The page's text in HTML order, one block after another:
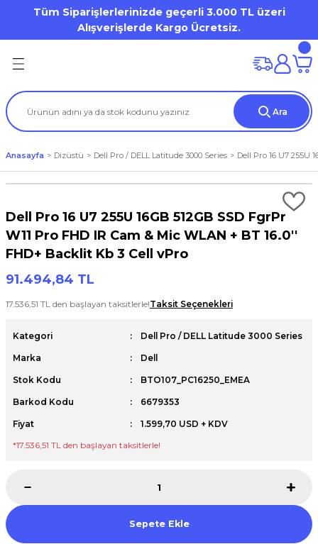
Tüm Siparişlerlerinizde geçerli 3.000 TL üzeri
Alışverişlerde Kargo Ücretsiz.
Geri Dön
7000 Series
/ Vostro / Inspiron Business
5000 Series
/ XPS
/ XPS+GPU
Geri Dön
Dell Pro Micro / Micro Form Factor MFF
Small Form Factor
Tower
Geri Dön
Desktop Workstation
DELL Precision WS
Mobile Workstation
Dell Precision Workstation
HP ZBook WorkStation
Geri Dön
Geri Dön
Geri Dön
Geri Dön
Geri Dön
Geri Dön
Geri Dön
Point
Ara
Anasayfa Dizüstü Dell Pro / DELL Latitude 3000 Series Dell Pro 16 U7 255U
Dell Pro 16 U7 255U 16GB 512GB SSD FgrPr
W11 Pro FHD IR Cam & Mic WLAN + BT 16.0''
FHD+ Backlit Kb 3 Cell vPro
91.494,84 TL
17.536,51 TL den başlayan taksitlerle!Taksit Seçenekleri
Kategori Dell Pro / DELL Latitude 3000 Series
Marka Dell
Stok Kodu BTO107_PC16250_EMEA
Barkod Kodu 6679353
Fiyat
1.599,70 USD + KDV
*17.536,51 TL den başlayan taksitlerle!
Sepete Ekle